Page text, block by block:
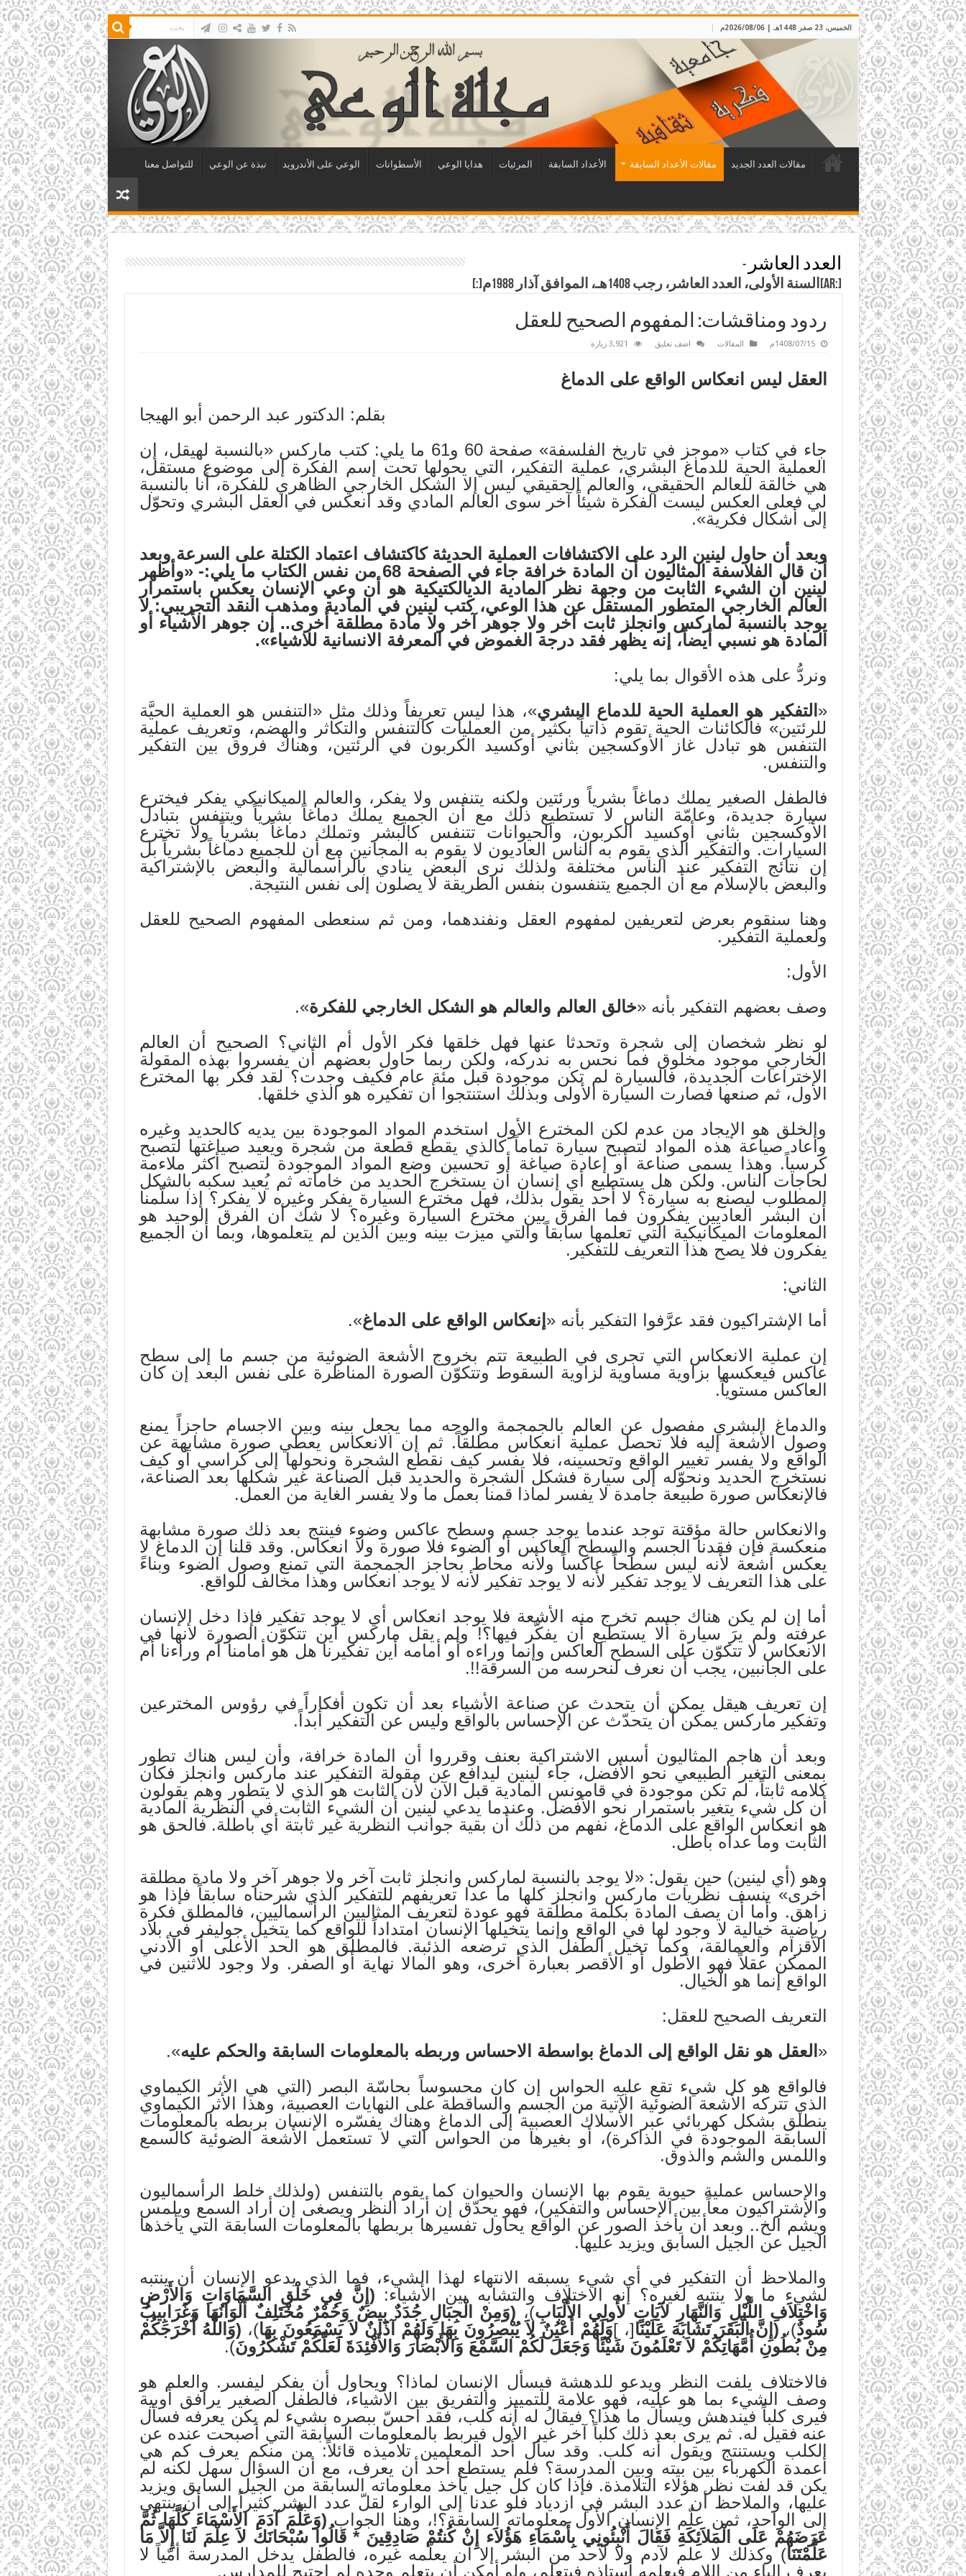
الخميس، 23 صفر 1448هـ | 2026/08/06م
مقالات العدد الجديد مقالات الأعداد السابقة الأعداد السابقة المرئيات هدايا الوعي الأسطوانات الوعي على الأندرويد نبذة عن الوعي للتواصل معنا
العدد العاشر -
[:ar]السنة الأولى، العدد العاشر، رجب 1408هـ، الموافق آذار 1988م[:]
ردود ومناقشات: المفهوم الصحيح للعقل
1408/07/15م المقالات اضف تعليق 3,921 زيارة
العقل ليس انعكاس الواقع على الدماغ
بقلم: الدكتور عبد الرحمن أبو الهيجا
جاء في كتاب «موجز في تاريخ الفلسفة» صفحة 60 و61 ما يلي: كتب ماركس «بالنسبة لهيقل، إن
العملية الحية للدماغ البشري، عملية التفكير، التي يحولها تحت إسم الفكرة إلى موضوع مستقل،
هي خالقة للعالم الحقيقي، والعالم الحقيقي ليس إلا الشكل الخارجي الظاهري للفكرة، أنا بالنسبة
لي فعلى العكس ليست الفكرة شيئاً آخر سوى العالم المادي وقد انعكس في العقل البشري وتحوّل
إلى أشكال فكرية».
وبعد أن حاول لينين الرد على الاكتشافات العملية الحديثة كاكتشاف اعتماد الكتلة على السرعة وبعد
أن قال الفلاسفة المثاليون أن المادة خرافة جاء في الصفحة 68 من نفس الكتاب ما يلي:- «وأظهر
لينين أن الشيء الثابت من وجهة نظر المادية الديالكتيكية هو أن وعي الإنسان يعكس باستمرار
العالم الخارجي المتطور المستقل عن هذا الوعي، كتب لينين في المادية ومذهب النقد التجريبي: لا
يوجد بالنسبة لماركس وانجلز ثابت آخر ولا جوهر آخر ولا مادة مطلقة أخرى.. إن جوهر الأشياء أو
المادة هو نسبي أيضاً، إنه يظهر فقد درجة الغموض في المعرفة الانسانية للاشياء».
ونردُّ على هذه الأقوال بما يلي:
« التفكير هو العملية الحية للدماع البشري»، هذا ليس تعريفاً وذلك مثل «التنفس هو العملية الحيَّة
للرئتين» فالكائنات الحية تقوم ذاتياً بكثير من العمليات كالتنفس والتكاثر والهضم، وتعريف عملية
التنفس هو تبادل غاز الأوكسجين بثاني أوكسيد الكربون في الرئتين، وهناك فروق بين التفكير
والتنفس.
فالطفل الصغير يملك دماغاً بشرياً ورئتين ولكنه يتنفس ولا يفكر، والعالم الميكانيكي يفكر فيخترع
سيارة جديدة، وعامّة الناس لا تستطيع ذلك مع أن الجميع يملك دماغاً بشرياً ويتنفس بتبادل
الأوكسجين بثاني أوكسيد الكربون، والحيوانات تتنفس كالبشر وتملك دماغاً بشرياً ولا تخترع
السيارات. والتفكير الذي يقوم به الناس العاديون لا يقوم به المجانين مع أن للجميع دماغاً بشرياً بل
إن نتائج التفكير عند الناس مختلفة ولذلك نرى البعض ينادي بالرأسمالية والبعض بالإشتراكية
والبعض بالإسلام مع أن الجميع يتنفسون بنفس الطريقة لا يصلون إلى نفس النتيجة.
وهنا سنقوم بعرض لتعريفين لمفهوم العقل ونفندهما، ومن ثم سنعطى المفهوم الصحيح للعقل
ولعملية التفكير.
الأول:
وصف بعضهم التفكير بأنه «خالق العالم والعالم هو الشكل الخارجي للفكرة».
لو نظر شخصان إلى شجرة وتحدثا عنها فهل خلقها فكر الأول أم الثاني؟ الصحيح أن العالم
الخارجي موجود مخلوق فما نحس به ندركه، ولكن ربما حاول بعضهم أن يفسروا بهذه المقولة
الاختراعات الجديدة، فالسيارة لم تكن موجودة قبل مئة عام فكيف وجدت؟ لقد فكر بها المخترع
الأول، ثم صنعها فصارت السيارة الأولى وبذلك استنتجوا أن تفكيره هو الذي خلقها.
والخلق هو الإيجاد من عدم لكن المخترع الأول استخدم المواد الموجودة بين يديه كالحديد وغيره
وأعاد صياعة هذه المواد لتصبح سيارة تماماً كالذي يقطع قطعة من شجرة ويعيد صياغتها لتصبح
كرسياً. وهذا يسمى صناعة أو إعادة صياغة أو تحسين وضع المواد الموجودة لتصبح أكثر ملاءمة
لحاجات الناس. ولكن هل يستطيع أي إنسان أن يستخرج الحديد من خاماته ثم يُعيد سكبه بالشكل
المطلوب ليصنع به سيارة؟ لا أحد يقول بذلك، فهل مخترع السيارة يفكر وغيره لا يفكر؟ إذا سلّمنا
أن البشر العاديين يفكرون فما الفرق بين مخترع السيارة وغيره؟ لا شك أن الفرق الوحيد هو
المعلومات الميكانيكية التي تعلمها سابقاً والتي ميزت بينه وبين الذين لم يتعلموها، وبما أن الجميع
يفكرون فلا يصح هذا التعريف للتفكير.
الثاني:
أما الإشتراكيون فقد عرَّفوا التفكير بأنه « إنعكاس الواقع على الدماغ».
إن عملية الانعكاس التي تجرى في الطبيعة تتم بخروج الأشعة الضوئية من جسم ما إلى سطح
عاكس فيعكسها بزاوية مساوية لزاوية السقوط وتتكوّن الصورة المناظرة على نفس البعد إن كان
العاكس مستوياً.
والدماغ البشري مفصول عن العالم بالجمجمة والوجه مما يجعل بينه وبين الاجسام حاجزاً يمنع
وصول الأشعة إليه فلا تحصل عملية انعكاس مطلقاً. ثم إن الانعكاس يعطي صورة مشابهة عن
الواقع ولا يفسر تغيير الواقع وتحسينه، فلا يفسر كيف نقطع الشجرة ونحولها إلى كراسي أو كيف
نستخرج الحديد ونحوّله إلى سيارة فشكل الشجرة والحديد قبل الصناعة غير شكلها بعد الصناعة،
فالإنعكاس صورة طبيعة جامدة لا يفسر لماذا قمنا بعمل ما ولا يفسر الغاية من العمل.
والانعكاس حالة مؤقتة توجد عندما يوجد جسم وسطح عاكس وضوء فينتج بعد ذلك صورة مشابهة
منعكسة فإن فقدنا الجسم والسطح العاكس أو الضوء فلا صورة ولا انعكاس. وقد قلنا إن الدماغ لا
يعكس أشعة لأنه ليس سطحاً عاكساً ولأنه محاط بحاجز الجمجمة التي تمنع وصول الضوء وبناءً
على هذا التعريف لا يوجد تفكير لأنه لا يوجد تفكير لأنه لا يوجد انعكاس وهذا مخالف للواقع.
أما إن لم يكن هناك جسم تخرج منه الأشعة فلا يوجد انعكاس أي لا يوجد تفكير فإذا دخل الإنسان
عرفته ولم يرَ سيارة ألا يستطيع أن يفكّر فيها؟! ولم يقل ماركس أين تتكوّن الصورة لأنها في
الانعكاس لا تتكوّن على السطح العاكس وإنما وراءه أو أمامه أين تفكيرنا هل هو أمامنا أم وراءنا أم
على الجانبين، يجب أن نعرف لنحرسه من السرقة!!.
إن تعريف هيقل يمكن أن يتحدث عن صناعة الأشياء بعد أن تكون أفكاراً في رؤوس المخترعين
وتفكير ماركس يمكن أن يتحدّث عن الإحساس بالواقع وليس عن التفكير أبداً.
وبعد أن هاجم المثاليون أسس الاشتراكية بعنف وقرروا أن المادة خرافة، وأن ليس هناك تطور
بمعنى التغير الطبيعي نحو الأفضل، جاء لينين ليدافع عن مقولة التفكير عند ماركس وانجلز فكان
كلامه ثابتاً، لم تكن موجودة في قامونس المادية قبل الآن لأن الثابت هو الذي لا يتطور وهم يقولون
أن كل شيء يتغير باستمرار نحو الأفضل. وعندما يدعي لينين أن الشيء الثابت في النظرية المادية
هو انعكاس الواقع على الدماغ، نفهم من ذلك أن بقية جوانب النظرية غير ثابتة أي باطلة. فالحق هو
الثابت وما عداه باطل.
وهو (أي لينين) حين يقول: «لا يوجد بالنسبة لماركس وانجلز ثابت آخر ولا جوهر آخر ولا مادة مطلقة
أخرى» ينسف نظريات ماركس وانجلز كلها ما عدا تعريفهم للتفكير الذي شرحناه سابقاً فإذا هو
زاهق. وأما أن يصف المادة بكلمة مطلقة فهو عودة لتعريف المثاليين الرأسماليين، فالمطلق فكرة
رياضية خيالية لا وجود لها في الواقع وإنما يتخيلها الإنسان امتداداً للواقع كما يتخيل جوليفر في بلاد
الأقزام والعمالقة، وكما تخيل الطفل الذي ترضعه الذئبة. فالمطلق هو الحد الأعلى أو الأدني
الممكن عقلاً فهو الأطول أو الأقصر بعبارة أخرى، وهو المالا نهاية أو الصفر. ولا وجود للاثنين في
الواقع إنما هو الخيال.
التعريف الصحيح للعقل:
« العقل هو نقل الواقع إلى الدماغ بواسطة الاحساس وربطه بالمعلومات السابقة والحكم عليه».
فالواقع هو كل شيء تقع عليه الحواس إن كان محسوساً بحاسّة البصر (التي هي الأثر الكيماوي
الذي تتركه الأشعة الضوئية الآتية من الجسم والساقطة على النهايات العصبية، وهذا الأثر الكيماوي
ينطلق بشكل كهربائي عبر الأسلاك العصبية إلى الدماغ وهناك يفسّره الإنسان بربطه بالمعلومات
السابقة الموجودة في الذاكرة)، أو بغيرها من الحواس التي لا تستعمل الأشعة الضوئية كالسمع
واللمس والشم والذوق.
والإحساس عملية حيوية يقوم بها الإنسان والحيوان كما يقوم بالتنفس (ولذلك خلط الرأسماليون
والإشتراكيون معاً بين الإحساس والتفكير)، فهو يحدّق إن أراد النظر ويصغى إن أراد السمع ويلمس
ويشم الخ.. وبعد أن يأخذ الصور عن الواقع يحاول تفسيرها بربطها بالمعلومات السابقة التي يأخذها
الجيل عن الجيل السابق ويزيد عليها.
والملاحظ أن التفكير في أي شيء يسبقه الانتهاء لهذا الشيء، فما الذي يدعو الإنسان أن ينتبه
لشيء ما ولا ينتبه لغيره؟ إنه الاختلاف والتشابه بين الأشياء: (إِنَّ فِي خَلْقِ السَّمَاوَاتِ وَالأَرْضِ
وَاخْتِلاَفِ اللَّيْلِ وَالنَّهَارِ لآيَاتٍ لأُولِي الأَلْبَابِ)، (وَمِنْ الْجِبَالِ جُدَدٌ بِيضٌ وَحُمْرٌ مُخْتَلِفٌ أَلْوَانُهَا وَغَرَابِيبُ
سُودٌ)، (إِنَّ الْبَقَرَ تَشَابَهَ عَلَيْنَا[، ]وَلَهُمْ أَعْيُنٌ لاَ يُبْصِرُونَ بِهَا وَلَهُمْ آذَانٌ لاَ يَسْمَعُونَ بِهَا)، (وَاللَّهُ أَخْرَجَكُمْ
مِنْ بُطُونِ أُمَّهَاتِكُمْ لاَ تَعْلَمُونَ شَيْئًا وَجَعَلَ لَكُمْ السَّمْعَ وَالأَبْصَارَ وَالأَفْئِدَةَ لَعَلَّكُمْ تَشْكُرُونَ).
فالاختلاف يلفت النظر ويدعو للدهشة فيسأل الإنسان لماذا؟ ويحاول أن يفكر ليفسر. والعلم هو
وصف الشيء بما هو عليه، فهو علامة للتمييز والتفريق بين الأشياء، فالطفل الصغير يرافق أوبية
فيرى كلباً فيندهش ويسأل ما هذا؟ فيقالُ له أنه كلب، فقد أحسّ ببصره بشيء لم يكن يعرفه فسأل
عنه فقيل له. ثم يرى بعد ذلك كلباً آخر غير الأول فيربط بالمعلومات السابقة التي أصبحت عنده عن
الكلب ويستنتج ويقول أنه كلب. وقد سأل أحد المعلمين تلاميذه قائلاً: من منكم يعرف كم هي
أعمدة الكهرباء بين بيته وبين المدرسة؟ فلم يستطع أحد أن يعرف، مع أن السؤال سهل لكنه لم
يكن قد لفت نظر هؤلاء التلامذة. فإذا كان كل جيل يأخذ معلوماته السابقة من الجيل السابق ويزيد
عليها، والملاحظ أن عدد البشر في ازدياد فلو عدنا إلى الوارء لقلّ عدد البشر كثيراً إلى أن ينتهي
إلى الواحد، ثمن علّم الإنسان الأول معلوماته السابقة؟!، وهنا الجواب (وَعَلَّمَ آدَمَ الأَسْمَاءَ كُلَّهَا ثُمَّ
عَرَضَهُمْ عَلَى الْمَلاَئِكَةِ فَقَالَ أَنْبِئُونِي بِأَسْمَاءِ هَؤُلاَء إِنْ كُنتُمْ صَادِقِينَ * قَالُوا سُبْحَانَكَ لاَ عِلْمَ لَنَا إِلاَّ مَا
عَلَّمْتَنَا) وكذلك لا علم لآدم ولا لأحد من البشر إلا أن يعلّمه غيره، فالطفل يدخل المدرسة أمّياً لا
يعرف الباء من اللام فيعلمه أستاذه فيتعلم، ولو أمكن أن يتعلم وحده لم احتيج للمدارس.